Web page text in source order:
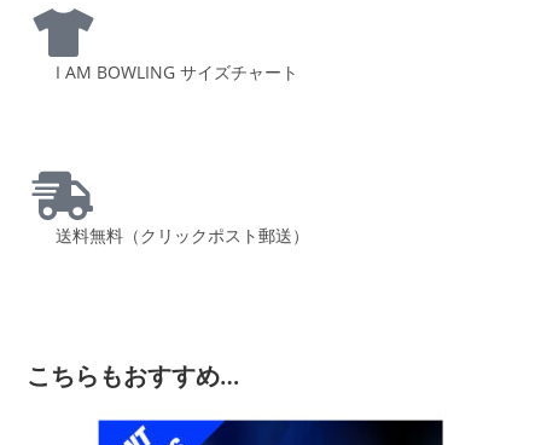
I AM BOWLING サイズチャート
送料無料（クリックポスト郵送）
こちらもおすすめ…